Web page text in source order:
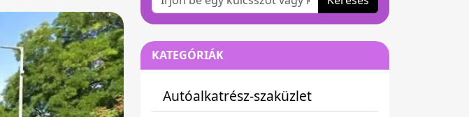
KATEGÓRIÁK
Autóalkatrész-szaküzlet